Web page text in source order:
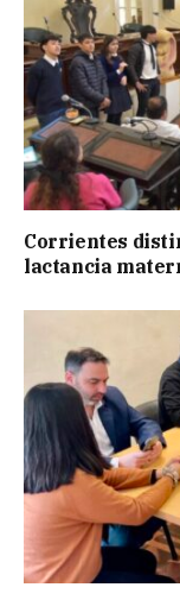
Corrientes
lactancia